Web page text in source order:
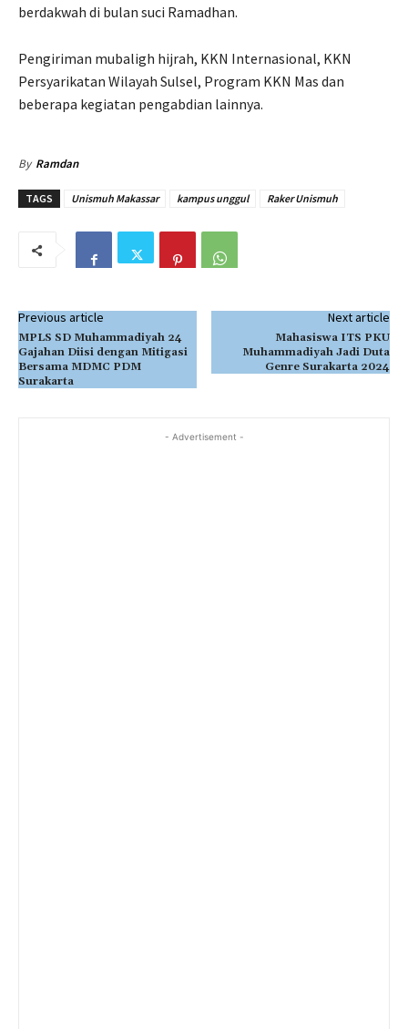
berdakwah di bulan suci Ramadhan.
Pengiriman mubaligh hijrah, KKN Internasional, KKN
Persyarikatan Wilayah Sulsel, Program KKN Mas dan
beberapa kegiatan pengabdian lainnya.
By Ramdan
TAGS Unismuh Makassar kampus unggul Raker Unismuh
Previous article
MPLS SD Muhammadiyah 24
Gajahan Diisi dengan Mitigasi
Bersama MDMC PDM
Surakarta
Next article
Mahasiswa ITS PKU
Muhammadiyah Jadi Duta
Genre Surakarta 2024
- Advertisement -